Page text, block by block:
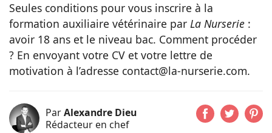
Seules conditions pour vous inscrire à la
formation auxiliaire vétérinaire par La Nurserie :
avoir 18 ans et le niveau bac. Comment procéder
? En envoyant votre CV et votre lettre de
motivation à l’adresse contact@la-nurserie.com.
ParAlexandre Dieu
Rédacteur en chef